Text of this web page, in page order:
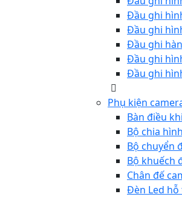
Đầu ghi
Đầu ghi
Đầu ghi
Đầu ghi
Đầu ghi
Phụ kiện
Bàn điều
Bộ chia
Bộ chuyển
Bộ khuếch
Chân đế
Đèn Led